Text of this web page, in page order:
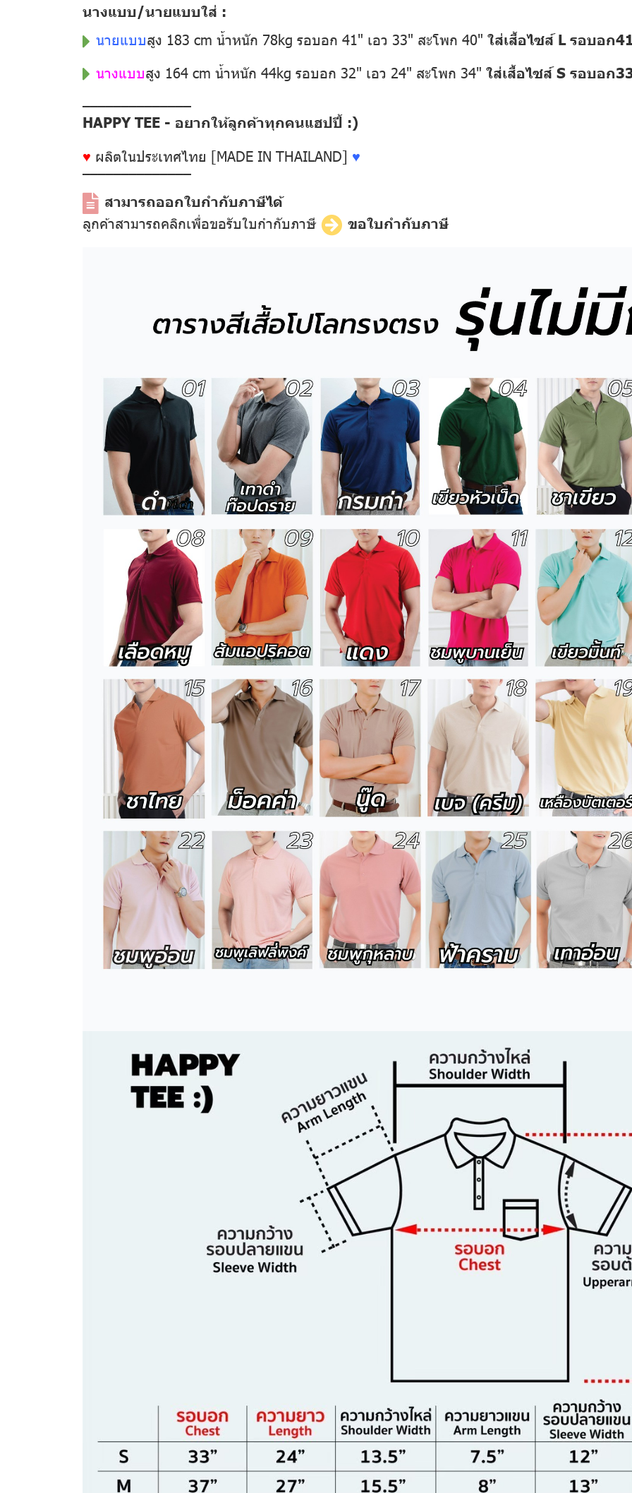
นางแบบ/นายแบบใส่ :
นายแบบสูง 183 cm น้ำหนัก 78kg รอบอก 41" เอว 33" สะโพก 40" ใส่เสื้อไซส์ L รอบอก
นางแบบสูง 164 cm น้ำหนัก 44kg รอบอก 32" เอว 24" สะโพก 34" ใส่เสื้อไซส์ S รอบอก
––––––––––––––
HAPPY TEE - อยากให้ลูกค้าทุกคนแฮปปี้ :)
♥ ผลิตในประเทศไทย [MADE IN THAILAND] ♥
––––––––––––––
สามารถออกใบกำกับภาษีได้
ลูกค้าสามารถคลิกเพื่อขอรับใบกำกับภาษี
ขอใบกำกับภาษี